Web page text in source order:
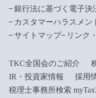
銀行法に基づく電子決
カスタマーハラスメン
サイトマップ
リンク
TKC全国会のご紹介
IR・投資家情報
採用
税理士事務所検索